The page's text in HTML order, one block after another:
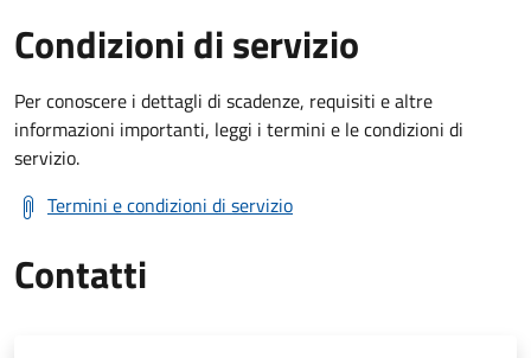
Condizioni di servizio
Per conoscere i dettagli di scadenze, requisiti e altre
informazioni importanti, leggi i termini e le condizioni di
servizio.
Termini e condizioni di servizio
Contatti